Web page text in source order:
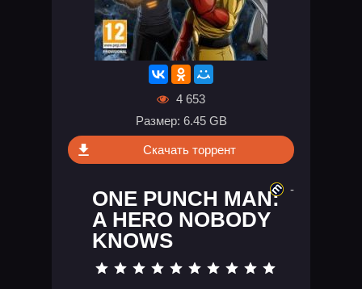
4 653
Размер: 6.45 GB
Скачать торрент
ONE PUNCH MAN:
A HERO NOBODY
KNOWS
-